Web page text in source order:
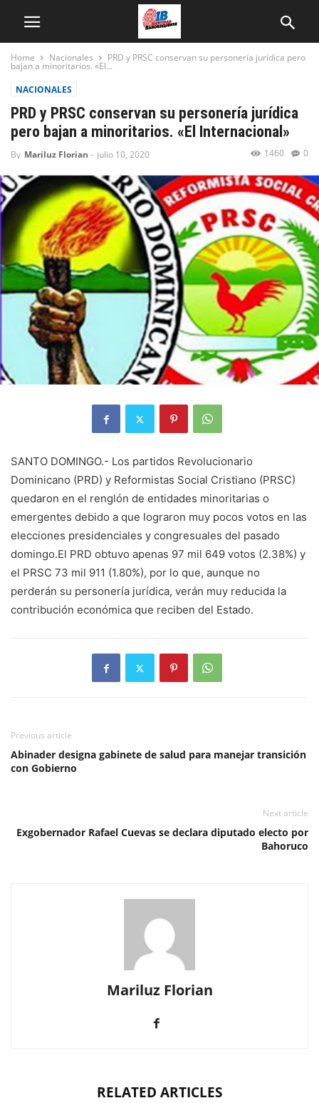
Home Nacionales PRD y PRSC conservan su personería jurídica pero
bajan a minoritarios. «El...
NACIONALES
PRD y PRSC conservan su personería jurídica
pero bajan a minoritarios. «El Internacional»
By Mariluz Florian - julio 10, 2020 0
1460
SANTO DOMINGO.- Los partidos Revolucionario
Dominicano (PRD) y Reformistas Social Cristiano (PRSC)
quedaron en el renglón de entidades minoritarias o
emergentes debido a que lograron muy pocos votos en las
elecciones presidenciales y congresuales del pasado
domingo.El PRD obtuvo apenas 97 mil 649 votos (2.38%) y
el PRSC 73 mil 911 (1.80%), por lo que, aunque no
perderán su personería jurídica, verán muy reducida la
contribución económica que reciben del Estado.
Previous article
Abinader designa gabinete de salud para manejar transición
con Gobierno
Next article
Exgobernador Rafael Cuevas se declara diputado electo por
Bahoruco
Mariluz Florian
RELATED ARTICLES